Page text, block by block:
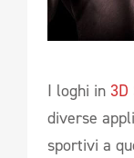
I loghi in 3D
diverse
sportivi a